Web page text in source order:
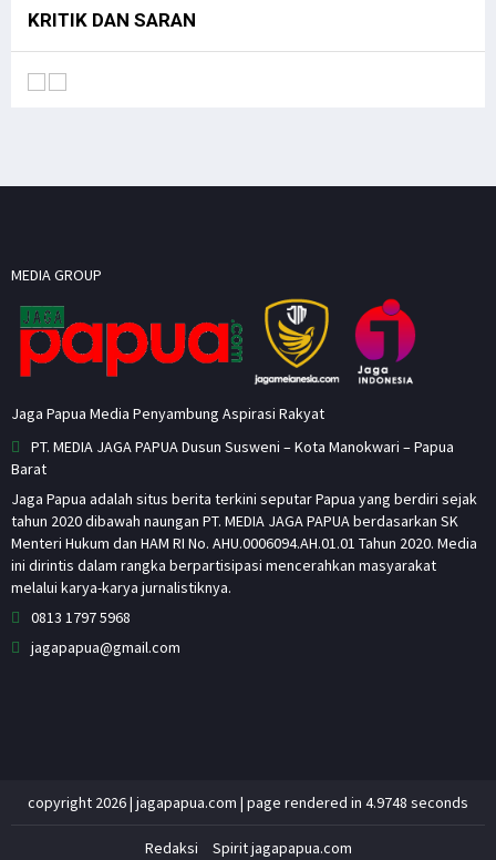
KRITIK DAN SARAN
MEDIA GROUP
Jaga Papua Media Penyambung Aspirasi Rakyat
PT. MEDIA JAGA PAPUA Dusun Susweni – Kota Manokwari – Papua
Barat
Jaga Papua adalah situs berita terkini seputar Papua yang berdiri sejak
tahun 2020 dibawah naungan PT. MEDIA JAGA PAPUA berdasarkan SK
Menteri Hukum dan HAM RI No. AHU.0006094.AH.01.01 Tahun 2020. Media
ini dirintis dalam rangka berpartisipasi mencerahkan masyarakat
melalui karya-karya jurnalistiknya.
0813 1797 5968
jagapapua@gmail.com
copyright 2026 | jagapapua.com | page rendered in 4.9748 seconds
Redaksi Spirit jagapapua.com